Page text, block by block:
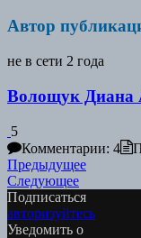
Автор
не в сети 2 года
Волощук Диана
5
Комментарии: 4
Навигация
по
записям
Предыдущее
Следующее
работа:
Подписаться
авторизуйтесь
Уведомить о